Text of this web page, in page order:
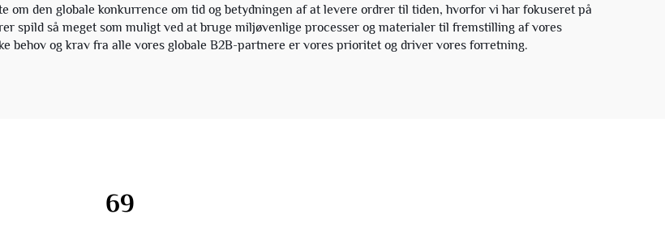
om den globale konkurrence om tid og betydningen af at levere ordrer til tiden, hvorfor vi har fokuseret på
spild så meget som muligt ved at bruge miljøvenlige processer og materialer til fremstilling af vores
behov og krav fra alle vores globale B2B-partnere er vores prioritet og driver vores forretning.
69